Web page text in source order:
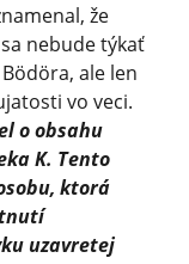
že
nebude týkať
ale len
vo veci.
o obsahu
K. Tento
ktorá
uzavretej